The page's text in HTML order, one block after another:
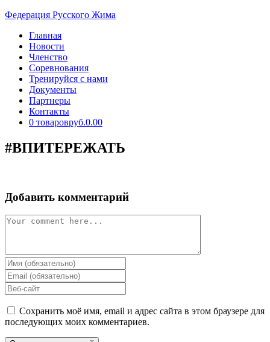
Перейти
содержимому
Федерация Русского Жима
Главная
Новости
Членство
Соревнования
Тренируйся с нами
Документы
Партнеры
Контакты
0 товаровруб.0.00
#ВПИТЕРЕЖАТЬ
Добавить комментарий
Comment
Enter
your
name
or
username
to
comment
Enter
your
email
address
to
comment
Enter
your
website
URL
(optional)
Сохранить моё имя, email и адрес сайта в этом браузере для
последующих моих комментариев.